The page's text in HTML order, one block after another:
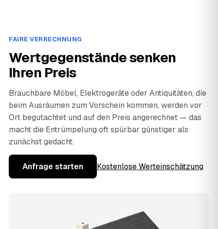
FAIRE VERRECHNUNG
Wertgegenstände senken
Ihren Preis
Brauchbare Möbel, Elektrogeräte oder Antiquitäten, die
beim Ausräumen zum Vorschein kommen, werden vor
Ort begutachtet und auf den Preis angerechnet — das
macht die Entrümpelung oft spürbar günstiger als
zunächst gedacht.
Anfrage starten Kostenlose Werteinschätzung